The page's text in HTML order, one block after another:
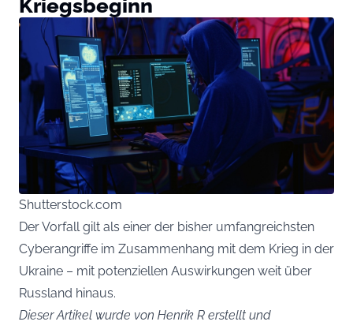
Shutterstock.com
Der Vorfall gilt als einer der bisher umfangreichsten
Cyberangriffe im Zusammenhang mit dem Krieg in der
Ukraine – mit potenziellen Auswirkungen weit über
Russland hinaus.
Dieser Artikel wurde von Henrik R erstellt und